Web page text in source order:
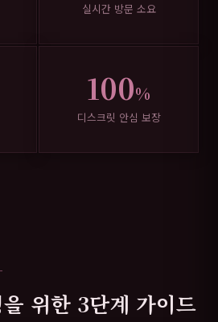
실시간 방문 소요
100%
디스크릿 안심 보장
위한 3단계 가이드